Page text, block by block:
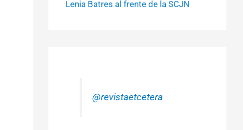
Lenia Batres al frente de la SCJN
@revistaetcetera